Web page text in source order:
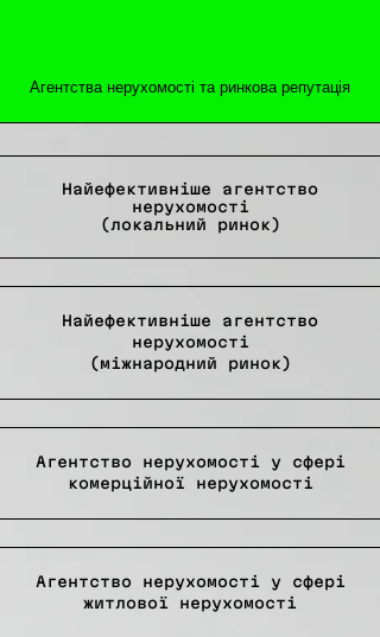
Агентства нерухомості та ринкова репутація
Найефективніше агентство
нерухомості
(локальний ринок)
Найефективніше агентство
нерухомості
(міжнародний ринок)
Агентство нерухомості у сфері
комерційної нерухомості
Агентство нерухомості у сфері
житлової нерухомості